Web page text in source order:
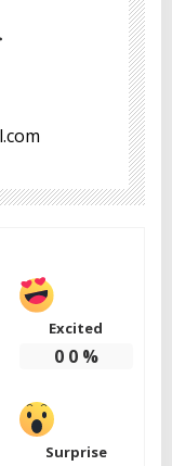
Excited
0 0%
Surprise